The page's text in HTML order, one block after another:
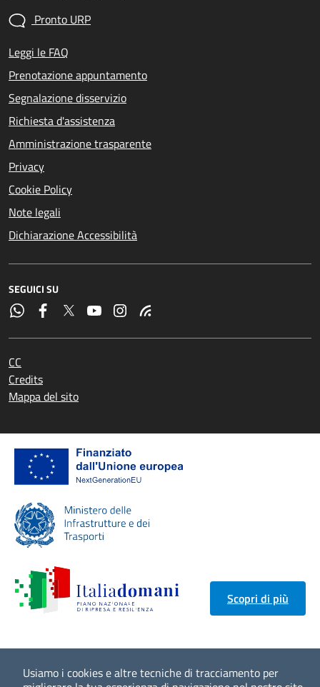
Usiamo i cookies e altre tecniche di tracciamento per
Pronto URP
Leggi le FAQ
Prenotazione appuntamento
Segnalazione disservizio
Richiesta d'assistenza
Amministrazione trasparente
Privacy
Cookie Policy
Note legali
Dichiarazione Accessibilità
SEGUICI SU
CC
Credits
Mappa del sito
Scopri di più